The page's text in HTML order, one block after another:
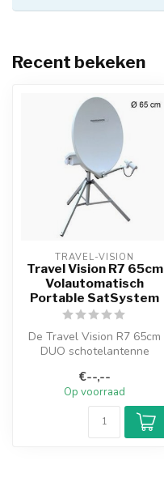
Recent bekeken
TRAVEL-VISION
Travel Vision R7 65cm
Volautomatisch
Portable SatSystem
De Travel Vision R7 65cm
DUO schotelantenne
van een vola...
€--,--
Op voorraad